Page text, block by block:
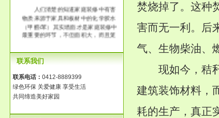
人们清楚的知道家庭装修中有害
物质来源于家具和板材中的化学胶水
（甲醛/苯）其实墙面才是家庭装修中
最重要的环节，不但面积大，而且笼
年，长时间在一个污染的环境中生
联系我们
联系电话： 0412-8889399
绿色环保 关爱健康 享受生活
共同缔造美好家园
焚烧掉了。这种
害而无一利。后
气、生物柴油、
现如今，秸秆
建筑装饰材料，
耗的生产，真正